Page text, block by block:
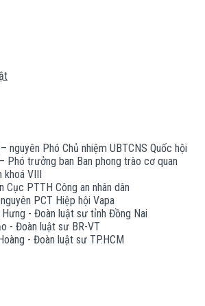
nguyên Phó Chủ nhiệm UBTCNS Quốc hội
Phó trưởng ban Ban phong trào cơ quan
khoá VIII
Cục PTTH Công an nhân dân
PCT Hiệp hội Vapa
- Đoàn luật sư tỉnh Đồng Nai
- Đoàn luật sư BR-VT
- Đoàn luật sư TP.HCM